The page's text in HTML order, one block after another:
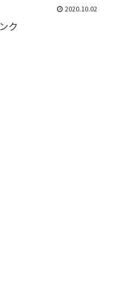
2020.10.02
ク